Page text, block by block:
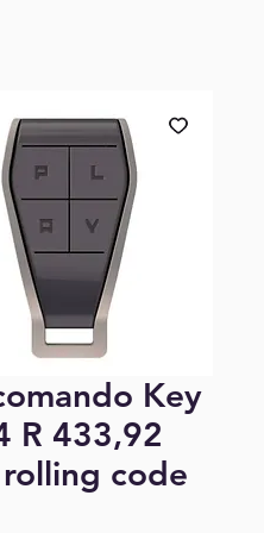
Key
R 433,92
code